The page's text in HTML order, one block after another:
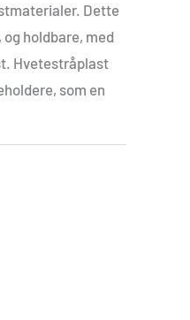
Dette
holdbare, med
Hvetestråplast
som en